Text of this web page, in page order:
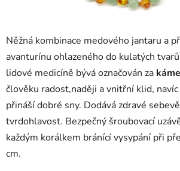
Něžná kombinace medového jantaru a
avanturínu ohlazeného do kulatých
lidové medicíně bývá označován za
člověku radost,naději a vnitřní klid, navíc
přináší dobré sny. Dodává zdravé
tvrdohlavost. Bezpečný šroubovací
každým korálkem bránící vysypání při
cm.